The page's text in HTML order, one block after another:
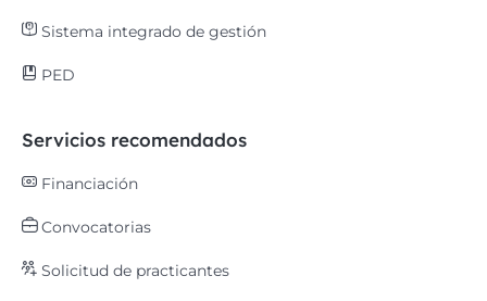
Sistema integrado de gestión
PED
Servicios recomendados
Financiación
Convocatorias
Solicitud de practicantes